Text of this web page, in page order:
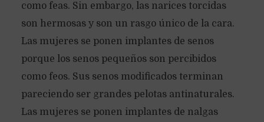
como feas. Sin embargo, las narices torcidas
son hermosas y son un rasgo único de la cara.
Las mujeres se ponen implantes de senos
porque los senos pequeños son percibidos
como feos. Sus senos modificados terminan
pareciendo ser grandes pelotas antinaturales.
Las mujeres se ponen implantes de nalgas